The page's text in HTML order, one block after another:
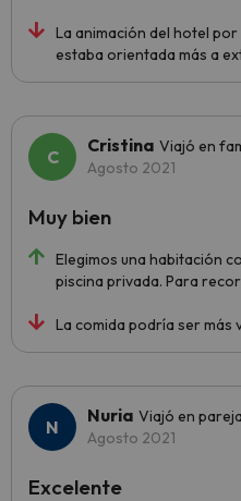
La animación del hotel
estaba orientada más a
Cristina Viajó en
Agosto 2021
Elegimos una habitación
piscina privada. Para
La comida podría ser más
Muy bien
Nuria Viajó en pareja
Agosto 2021
Excelente